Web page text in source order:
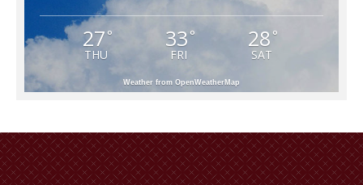
27 °
THU
33°
FRI
28 °
SAT
Weather from OpenWeatherMap